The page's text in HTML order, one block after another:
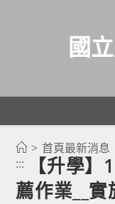
國
> 首頁最新消息
:::
【升學
薦作業__